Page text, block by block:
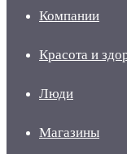
Компании
Красота и
Люди
Магазины